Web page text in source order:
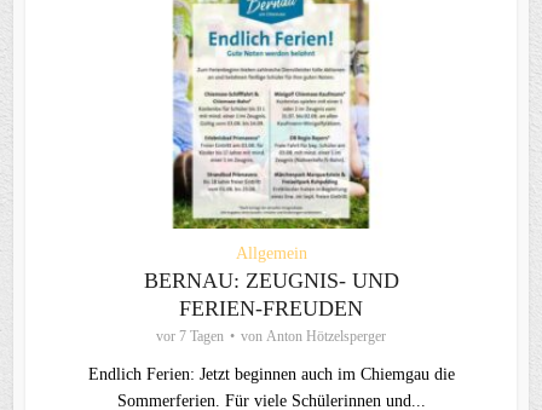
Allgemein
BERNAU: ZEUGNIS- UND
FERIEN-FREUDEN
vor 7 Tagen von Anton Hötzelsperger
Endlich Ferien: Jetzt beginnen auch im Chiemgau die
Sommerferien. Für viele Schülerinnen und...